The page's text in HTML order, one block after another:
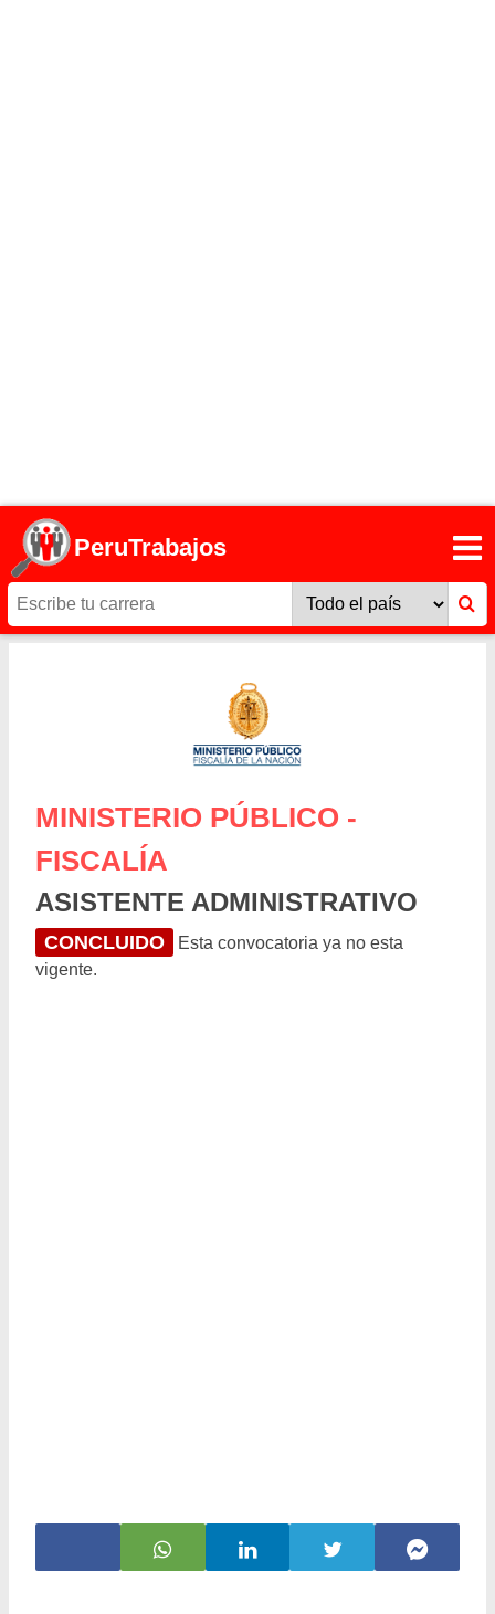
PeruTrabajos
MINISTERIO PÚBLICO -
FISCALÍA
ASISTENTE ADMINISTRATIVO
CONCLUIDO
Esta convocatoria ya no esta
vigente.